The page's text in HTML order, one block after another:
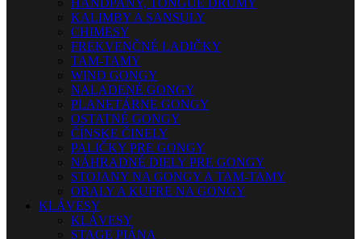
HANDPANY, TONGUE DRUMY
KALIMBY A SANSULY
CHIMESY
FREKVENČNÉ LADIČKY
TAM-TAMY
WIND GONGY
NALADENÉ GONGY
PLANETÁRNE GONGY
OSTATNÉ GONGY
ČÍNSKE ČINELY
PALIČKY PRE GONGY
NÁHRADNÉ DIELY PRE GONGY
STOJANY NA GONGY A TAM-TAMY
OBALY A KUFRE NA GONGY
KLÁVESY
KLÁVESY
STAGE PIÁNA